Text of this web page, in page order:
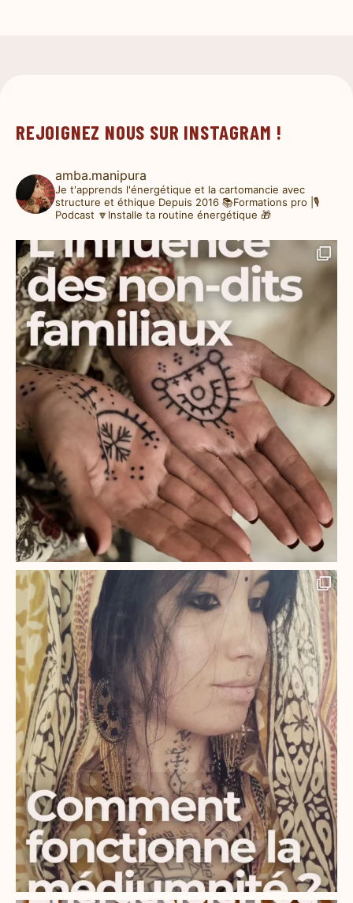
REJOIGNEZ NOUS SUR INSTAGRAM !
amba.manipura
Je t'apprends l'énergétique et la cartomancie avec
structure et éthique Depuis 2016 📚Formations pro |🎙️
Podcast 🔽Installe ta routine énergétique 🎁